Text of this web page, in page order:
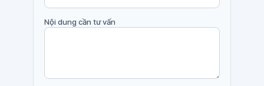
Nội dung cần tư vấn